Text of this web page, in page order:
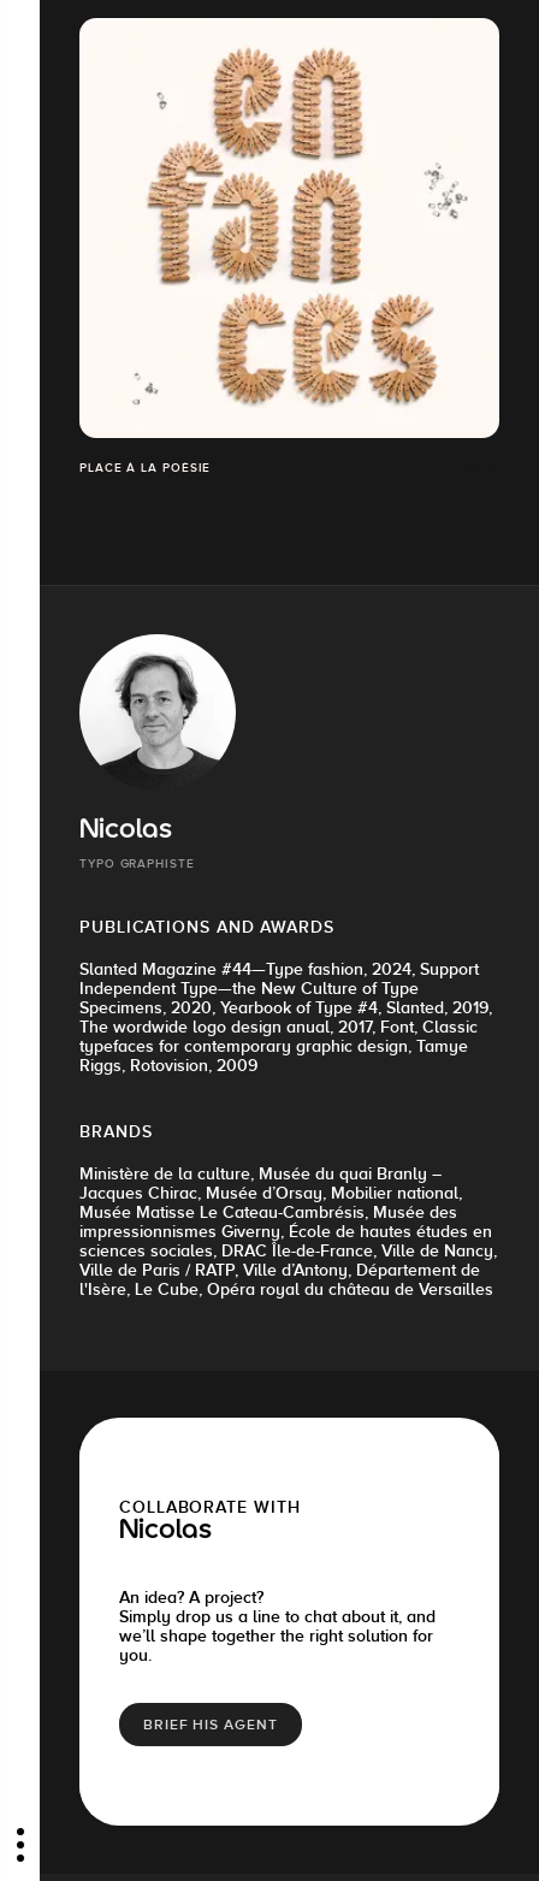
PLACE À LA POÉSIE
Nicolas
TYPO GRAPHISTE
PUBLICATIONS AND AWARDS
Slanted Magazine #44—Type fashion, 2024, Support
Independent Type—the New Culture of Type
Specimens, 2020, Yearbook of Type #4, Slanted, 2019,
The wordwide logo design anual, 2017, Font, Classic
typefaces for contemporary graphic design, Tamye
Riggs, Rotovision, 2009
BRANDS
Ministère de la culture, Musée du quai Branly –
Jacques Chirac, Musée d’Orsay, Mobilier national,
Musée Matisse Le Cateau-Cambrésis, Musée des
impressionnismes Giverny, École de hautes études en
sciences sociales, DRAC Île-de-France, Ville de Nancy,
Ville de Paris / RATP, Ville d’Antony, Département de
l'Isère, Le Cube, Opéra royal du château de Versailles
COLLABORATE WITH
Nicolas
An idea? A project?
Simply drop us a line to chat about it, and
we’ll shape together the right solution for
you.
BRIEF HIS AGENT